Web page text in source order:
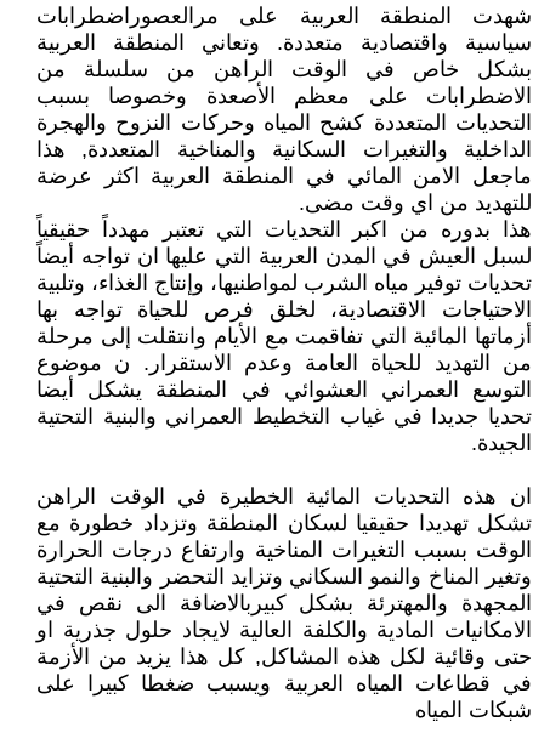
شهدت المنطقة العربية على مرالعصوراضطرابات
سياسية واقتصادية متعددة. وتعاني المنطقة العربية
بشكل خاص في الوقت الراهن من سلسلة من
الاضطرابات على معظم الأصعدة وخصوصا بسبب
التحديات المتعددة كشح المياه وحركات النزوح والهجرة
الداخلية والتغيرات السكانية والمناخية المتعددة, هذا
ماجعل الامن المائي في المنطقة العربية اكثر عرضة
للتهديد من اي وقت مضى.
هذا بدوره من اكبر التحديات التي تعتبر مهدداً حقيقياً
لسبل العيش في المدن العربية التي عليها ان تواجه أيضاً
تحديات توفير مياه الشرب لمواطنيها، وإنتاج الغذاء، وتلبية
الاحتياجات الاقتصادية، لخلق فرص للحياة تواجه بها
أزماتها المائية التي تفاقمت مع الأيام وانتقلت إلى مرحلة
من التهديد للحياة العامة وعدم الاستقرار. ن موضوع
التوسع العمراني العشوائي في المنطقة يشكل أيضا
تحديا جديدا في غياب التخطيط العمراني والبنية التحتية
الجيدة.
ان هذه التحديات المائية الخطيرة في الوقت الراهن
تشكل تهديدا حقيقيا لسكان المنطقة وتزداد خطورة مع
الوقت بسبب التغيرات المناخية وارتفاع درجات الحرارة
وتغير المناخ والنمو السكاني وتزايد التحضر والبنية التحتية
المجهدة والمهترئة بشكل كبيربالاضافة الى نقص في
الامكانيات المادية والكلفة العالية لايجاد حلول جذرية او
حتى وقائية لكل هذه المشاكل, كل هذا يزيد من الأزمة
في قطاعات المياه العربية ويسبب ضغطا كبيرا على
شبكات المياه